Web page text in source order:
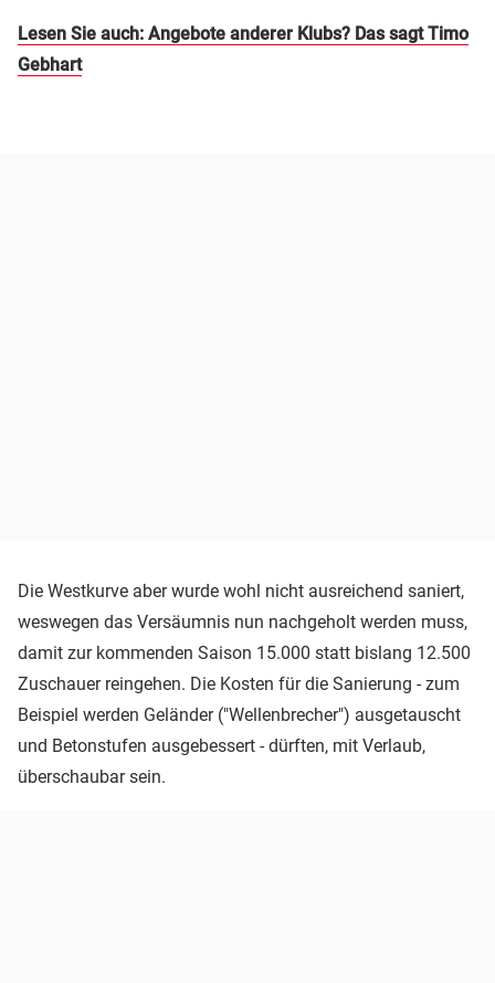
Lesen Sie auch: Angebote anderer Klubs? Das sagt Timo
Gebhart
Die Westkurve aber wurde wohl nicht ausreichend saniert,
weswegen das Versäumnis nun nachgeholt werden muss,
damit zur kommenden Saison 15.000 statt bislang 12.500
Zuschauer reingehen. Die Kosten für die Sanierung - zum
Beispiel werden Geländer ("Wellenbrecher") ausgetauscht
und Betonstufen ausgebessert - dürften, mit Verlaub,
überschaubar sein.